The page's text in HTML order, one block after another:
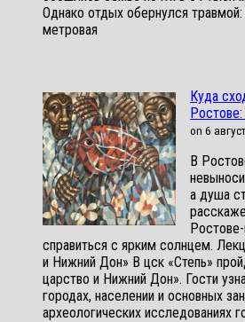
Однако отдых обернулся
метровая
Куда
Ростове:
on 6
В
а душа
справиться с ярким солнцем.
и Нижний Дон» В цск «Степь»
царство и Нижний Дон». Гости
городах, населении и основных
археологических исследованиях